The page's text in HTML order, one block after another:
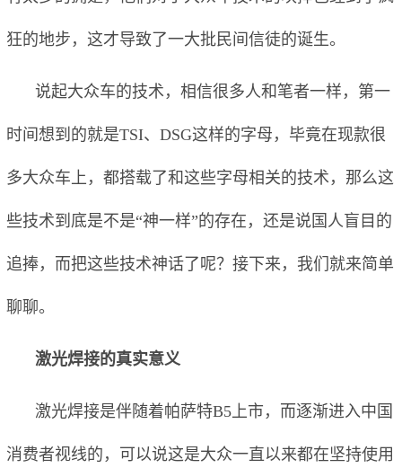
狂的地步，这才导致了一大批民间信徒的诞生。
说起大众车的技术，相信很多人和笔者一样，第一
时间想到的就是TSI、DSG这样的字母，毕竟在现款很
多大众车上，都搭载了和这些字母相关的技术，那么这
些技术到底是不是“神一样”的存在，还是说国人盲目的
追捧，而把这些技术神话了呢？接下来，我们就来简单
聊聊。
激光焊接的真实意义
激光焊接是伴随着帕萨特B5上市，而逐渐进入中国
消费者视线的，可以说这是大众一直以来都在坚持使用